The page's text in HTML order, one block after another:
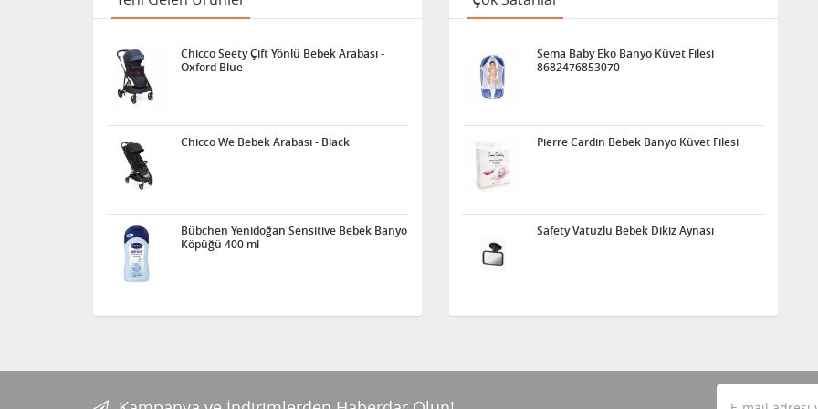
Chicco Seety Çift Yönlü Bebek Arabası -
Oxford Blue
Chicco We Bebek Arabası - Black
Bübchen Yenidoğan Sensitive Bebek Banyo
Köpüğü 400 ml
Sema Baby Eko Banyo Küvet Filesi
8682476853070
Pierre Cardin Bebek Banyo Küvet Filesi
Safety Vatuzlu Bebek Dikiz Aynası